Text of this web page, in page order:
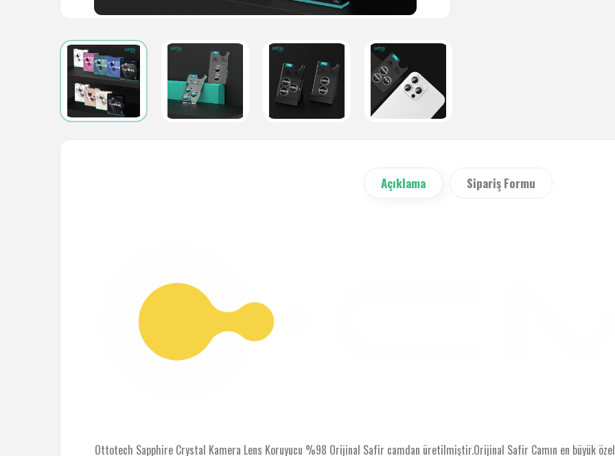
Açıklama Sipariş Formu
Ottotech Sapphire Crystal Kamera Lens Koruyucu %98 Orijinal Safir camdan üretilmiştir.Orijinal Safir Camın en büyük